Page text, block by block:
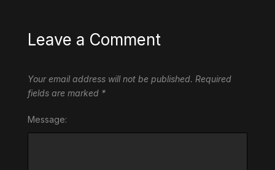
Leave a Comment
Your email address will not be published. Required
fields are marked *
Message: